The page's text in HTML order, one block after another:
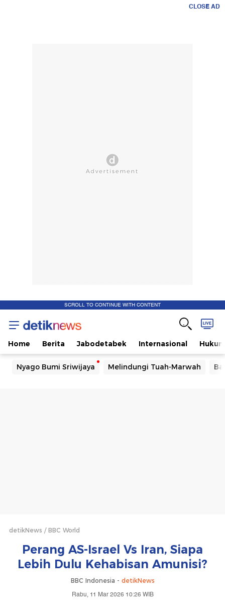
CLOSE AD
SCROLL TO CONTINUE WITH CONTENT
Home Berita Jabodetabek Internasional Hukum
Nyago Bumi Sriwijaya Melindungi Tuah-Marwah
detikNews BBC World
Perang AS-Israel Vs Iran, Siapa
Lebih Dulu Kehabisan Amunisi?
BBC Indonesia - detikNews
Rabu, 11 Mar 2026 10:26 WIB